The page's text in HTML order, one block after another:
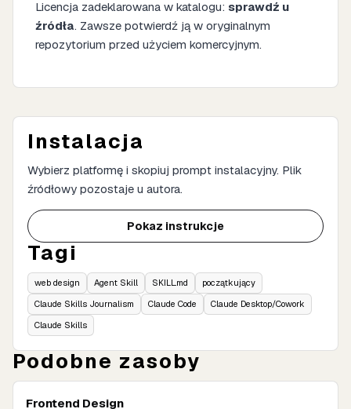
Licencja zadeklarowana w katalogu: sprawdź u
źródła. Zawsze potwierdź ją w oryginalnym
repozytorium przed użyciem komercyjnym.
Instalacja
Wybierz platformę i skopiuj prompt instalacyjny. Plik
źródłowy pozostaje u autora.
Pokaz instrukcje
Tagi
web design Agent Skill SKILL.md
początkujący
Claude Skills Journalism
Claude Code
Claude Desktop/Cowork
Claude Skills
Podobne zasoby
Frontend Design